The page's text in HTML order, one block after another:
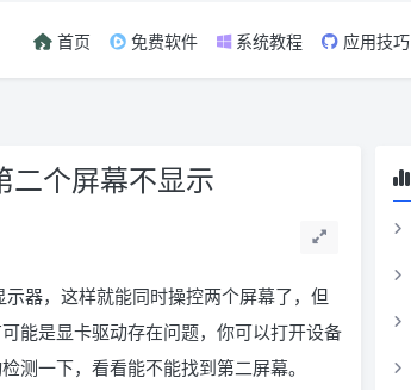
首页 免费软件 系统教程 应用技巧
个屏幕不显示
器，这样就能同时操控两个屏幕了，但
能是显卡驱动存在问题，你可以打开设备
测一下，看看能不能找到第二屏幕。